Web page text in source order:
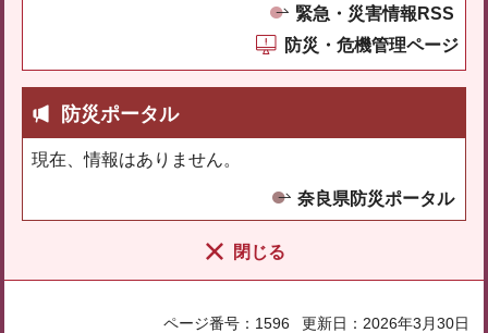
緊急・災害情報RSS
防災・危機管理ページ
防災ポータル
現在、情報はありません。
奈良県防災ポータル
閉じる
ページ番号：1596 更新日：2026年3月30日